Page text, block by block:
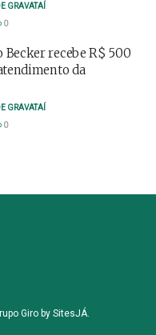
GRAVATAÍ
0
Becker recebe R$ 500
da
GRAVATAÍ
0
Giro by SitesJÁ.